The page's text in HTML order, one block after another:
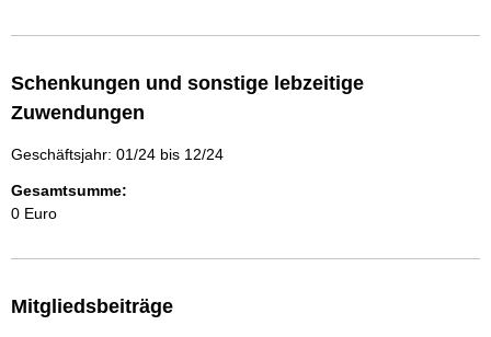
Schenkungen und sonstige lebzeitige
Zuwendungen
Geschäftsjahr: 01/24 bis 12/24
Gesamtsumme:
0 Euro
Mitgliedsbeiträge